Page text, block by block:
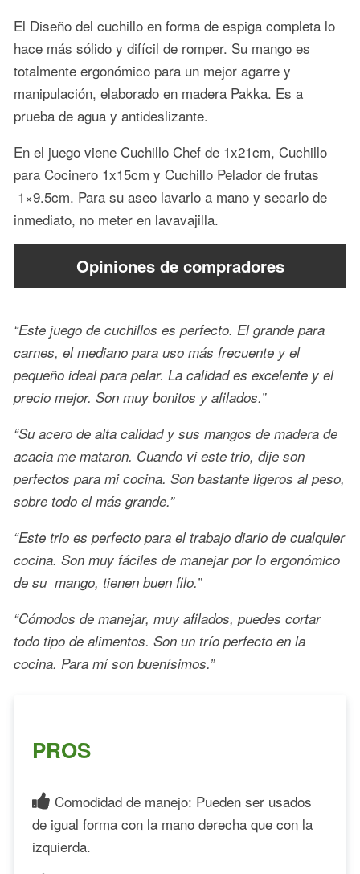
El Diseño del cuchillo en forma de espiga completa lo
hace más sólido y difícil de romper. Su mango es
totalmente ergonómico para un mejor agarre y
manipulación, elaborado en madera Pakka. Es a
prueba de agua y antideslizante.
En el juego viene Cuchillo Chef de 1x21cm, Cuchillo
para Cocinero 1x15cm y Cuchillo Pelador de frutas
1×9.5cm. Para su aseo lavarlo a mano y secarlo de
inmediato, no meter en lavavajilla.
Opiniones de compradores
“Este juego de cuchillos es perfecto. El grande para
carnes, el mediano para uso más frecuente y el
pequeño ideal para pelar. La calidad es excelente y el
precio mejor. Son muy bonitos y afilados.”
“Su acero de alta calidad y sus mangos de madera de
acacia me mataron. Cuando vi este trio, dije son
perfectos para mi cocina. Son bastante ligeros al peso,
sobre todo el más grande.”
“Este trio es perfecto para el trabajo diario de cualquier
cocina. Son muy fáciles de manejar por lo ergonómico
de su mango, tienen buen filo.”
“Cómodos de manejar, muy afilados, puedes cortar
todo tipo de alimentos. Son un trío perfecto en la
cocina. Para mí son buenísimos.”
PROS
Comodidad de manejo: Pueden ser usados
de igual forma con la mano derecha que con la
izquierda.